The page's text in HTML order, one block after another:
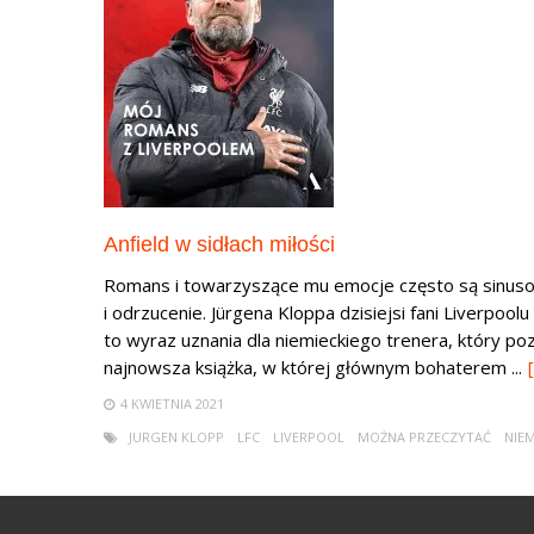
Anfield w sidłach miłości
Romans i towarzyszące mu emocje często są
i odrzucenie. Jürgena Kloppa dzisiejsi fani
to wyraz uznania dla niemieckiego trenera, który
najnowsza książka, w której głównym bohaterem ...
4 KWIETNIA 2021
JURGEN KLOPP
LFC LIVERPOOL MOŻNA PRZECZYTAĆ